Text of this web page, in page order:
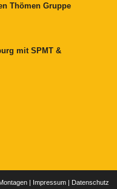
Thömen Gruppe
mit SPMT &
| Impressum | Datenschutz